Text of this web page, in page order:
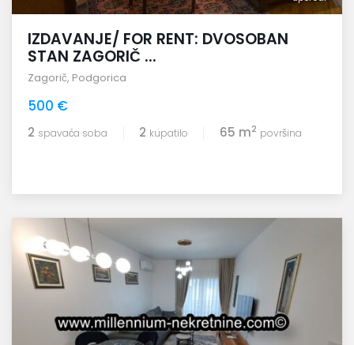
IZDAVANJE/ FOR RENT: DVOSOBAN
STAN ZAGORIČ ...
Zagorič, Podgorica
500 €
2 spavaća soba 2 kupatilo 65 m2 površina